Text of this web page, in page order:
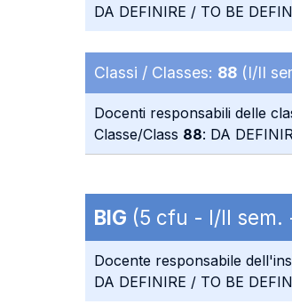
DA DEFINIRE / TO BE
Classi / Classes: 88 (I/II
Docenti responsabili delle
Classe/Class 88: DA
BIG (5 cfu - I/II sem.
Docente responsabile
DA DEFINIRE / TO BE